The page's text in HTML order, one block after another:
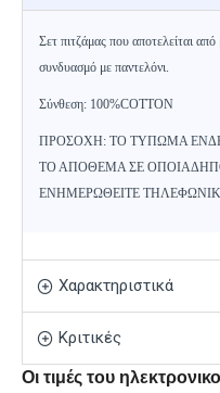
Σετ πιτζάμας που αποτελείται
συνδυασμό με παντελόνι.
Σύνθεση: 100%COTTON
ΠΡΟΣΟΧΗ: ΤΟ ΤΥΠΩΜΑ
ΤΟ ΑΠΟΘΕΜΑ ΣΕ
ΕΝΗΜΕΡΩΘΕΙΤΕ
Χαρακτηριστικά
Κριτικές
Οι τιμές του